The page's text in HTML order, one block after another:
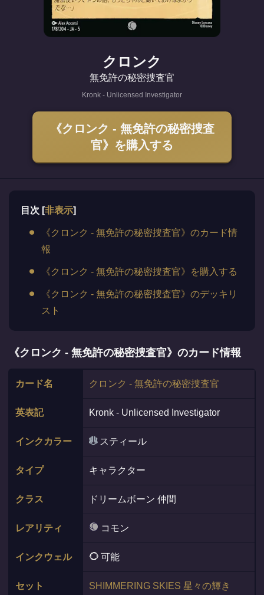
クロンク
無免許の秘密捜査官
Kronk - Unlicensed Investigator
《クロンク - 無免許の秘密捜査
官》を購入する
目次 [非表示]
《クロンク - 無免許の秘密捜査官》のカード情
報
《クロンク - 無免許の秘密捜査官》を購入する
《クロンク - 無免許の秘密捜査官》のデッキリ
スト
《クロンク - 無免許の秘密捜査官》のカード情報
カード名 クロンク - 無免許の秘密捜査官
英表記 Kronk - Unlicensed Investigator
インクカラー スティール
タイプ キャラクター
クラス ドリームボーン 仲間
レアリティ コモン
インクウェル 可能
セット SHIMMERING SKIES 星々の輝き